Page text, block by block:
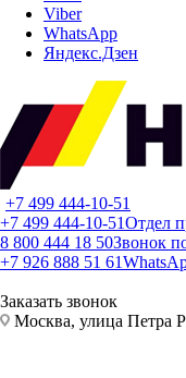
Viber
WhatsApp
Яндекс.Дзен
+7 499 444-10-51
+7 499 444-10-51Отдел
8 800 444 18 50Звонок
+7 926 888 51 61
Заказать звонок
Москва, улица Петра